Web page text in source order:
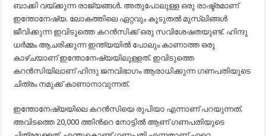
ബാക്കി വയ്ക്കുന്ന രാജ്യങ്ങള്‍. അതുപോലുള്ള ഒരു രാഷ്ട്രമാണ്
ഇന്തോനേഷ്യ. ലോകത്തിലെ ഏറ്റവും കൂടുതല്‍ മുസ്ലിങ്ങള്‍
ജീവിക്കുന്ന ഇവിടുത്തെ കറന്‍സിക്ക് ഒരു സവിശേഷതയുണ്ട്. ഹിന്ദു
ധര്‍മ്മം ആചരിക്കുന്ന ഇന്ത്യയില്‍ പോലും കാണാത്ത ഒരു
കാ‍ഴ്ചയാണ് ഇന്തോനേഷ്യയിലുള്ളത്. ഇവിടുത്തെ
കറന്‍സിയിലാണ് ഹിന്ദു ജനവിഭാഗം ആരാധിക്കുന്ന ഗണപതിയുടെ
ചിത്രം നമുക്ക് കാണാനാവുന്നത്.
ഇന്തോനേഷ്യയിലെ കറന്‍സിയെ രുപിയാ എന്നാണ് പറയുന്നത്.
അവിടത്തെ 20,000 ത്തിന്‍റെ നോട്ടില്‍ ആണ് ഗണപതിയുടെ